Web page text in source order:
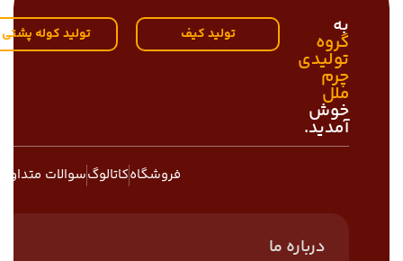
به
گروه
تولیدی
چرم
ملل
خوش
آمدید.
تولید کیف تولید کوله پشتی
فروشگاهکاتالوگسوالات متداول
درباره ما